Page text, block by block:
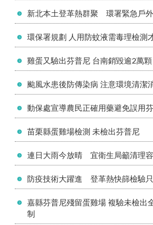
新北本土登革熱群聚 環署緊急戶
環保署規劃 人用防蚊液需毒理檢測
雞蛋又驗出芬普尼 台南銷毀逾2萬顆
颱風水患後防傳染病 注意環境清潔
動保處宣導農民正確用藥避免誤用
苗栗縣蛋雞場檢測 未檢出芬普尼
連日大雨今放晴 宜衛生局籲清理
防疫技術大躍進 登革熱快篩檢驗
嘉縣芬普尼殘留蛋雞場 複驗未檢出
制